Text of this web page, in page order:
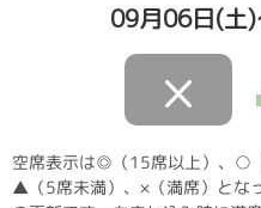
09月06日(土
×
空席表示は◎（15席以上）、○
▲（5席未満）、×（満席）とな